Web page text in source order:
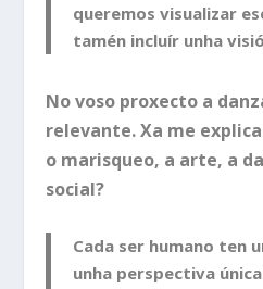
queremos visualizar
tamén incluír unha
No voso proxecto a
relevante. Xa me
o marisqueo, a arte, a
social?
Cada ser humano ten
unha perspectiva